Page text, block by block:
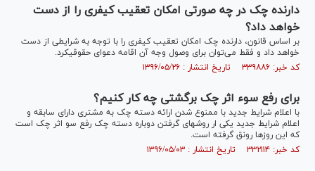
دارنده چک در چه صورتی امکان تعقیب کیفری را از دست
خواهد داد؟
بر اساس قانون، دارنده چک امکان تعقیب کیفری را با توجه به شرایطی از دست
خواهد داد و فقط می‌توان برای وصول وجه آن اقامه دعوای حقوقیکرد.
کد خبر: ۳۳۹۸۸۶ تاریخ انتشار : ۱۳۹۶/۰۵/۲۶
برای رفع سوء اثر چک برگشتی چه کار کنیم؟
با اعلام شرایط جدید با ممنوع شدن ارائه دسته چک به مشتری دارای سابقه و
اعلام شرایط جدید یکی ار روشهای گرفتن دوباره دسته چک رفع سو اثر چک است
که این روزها رونق گرفته است.
کد خبر: ۳۳۲۱۱۴ تاریخ انتشار : ۱۳۹۶/۰۵/۰۳